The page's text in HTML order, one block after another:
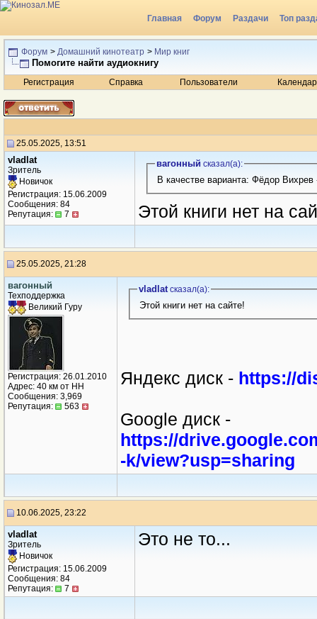
Главная Форум Раздачи Топ
Радио
Форум > Домашний кинотеатр > Мир книг
Помогите найти аудиокнигу
Регистрация Справка Пользователи
25.05.2025, 13:51
vladlat
Зритель
Новичок
Регистрация: 15.06.2009
Сообщения: 84
Репутация:
7
вагонный сказал(a):
В качестве варианта: Фёдор
Этой книги нет на
25.05.2025, 21:28
вагонный
Техподдержка
Великий Гуру
Регистрация: 26.01.2010
Адрес: 40 км от НН
Сообщения: 3,969
Репутация:
563
vladlatсказал(a):
Этой книги нет на сайте!
Яндекс диск - https://
Google диск -
https://
-k/view?usp=sharing
10.06.2025, 23:22
vladlat
Зритель
Новичок
Регистрация: 15.06.2009
Сообщения: 84
Репутация:
7
Это не то...